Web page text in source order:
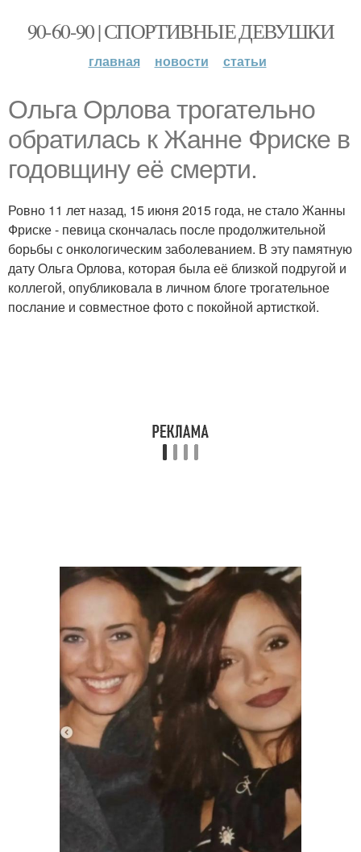
90-60-90 | СПОРТИВНЫЕ ДЕВУШКИ
главная новости статьи
Ольга Орлова трогательно
обратилась к Жанне Фриске в
годовщину её смерти.
Ровно 11 лет назад, 15 июня 2015 года, не стало Жанны
Фриске - певица скончалась после продолжительной
борьбы с онкологическим заболеванием. В эту памятную
дату Ольга Орлова, которая была её близкой подругой и
коллегой, опубликовала в личном блоге трогательное
послание и совместное фото с покойной артисткой.